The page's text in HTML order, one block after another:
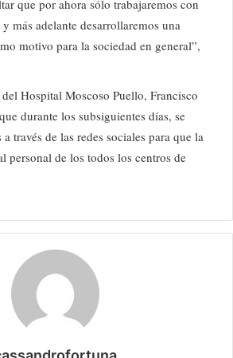
que por ahora sólo trabajaremos con
más adelante desarrollaremos una
motivo para la sociedad en general”,
Hospital Moscoso Puello, Francisco
durante los subsiguientes días, se
través de las redes sociales para que la
personal de los todos los centros de